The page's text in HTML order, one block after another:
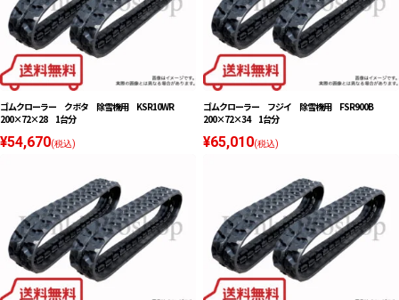
ゴムクローラー クボタ 除雪機用 KSR10WR
200×72×28 1台分
¥54,670(税込)
ゴムクローラー フジイ 除雪機用 FSR900B
200×72×34 1台分
¥65,010(税込)